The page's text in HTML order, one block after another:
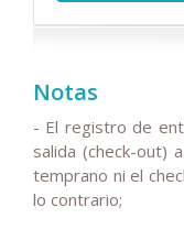
Notas
- El registro de
salida (check-out)
temprano ni el
lo contrario;